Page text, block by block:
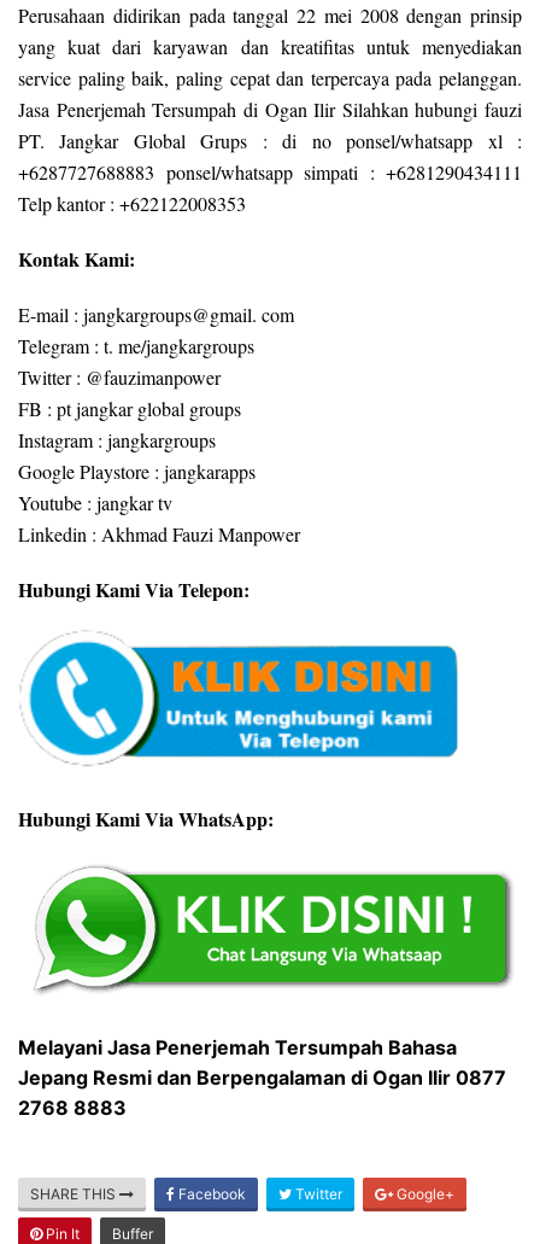
Perusahaan didirikan pada tanggal 22 mei 2008 dengan prinsip
yang kuat dari karyawan dan kreatifitas untuk menyediakan
service paling baik, paling cepat dan terpercaya pada pelanggan.
Jasa Penerjemah Tersumpah di Ogan Ilir Silahkan hubungi fauzi
PT. Jangkar Global Grups : di no ponsel/whatsapp xl :
+6287727688883 ponsel/whatsapp simpati : +6281290434111
Telp kantor : +622122008353
Kontak Kami:
E-mail : jangkargroups@gmail. com
Telegram : t. me/jangkargroups
Twitter : @fauzimanpower
FB : pt jangkar global groups
Instagram : jangkargroups
Google Playstore : jangkarapps
Youtube : jangkar tv
Linkedin : Akhmad Fauzi Manpower
Hubungi Kami Via Telepon:
Hubungi Kami Via WhatsApp:
Melayani Jasa Penerjemah Tersumpah Bahasa
Jepang Resmi dan Berpengalaman di Ogan Ilir 0877
2768 8883
SHARE THIS Facebook Twitter Google+
Pin It Buffer